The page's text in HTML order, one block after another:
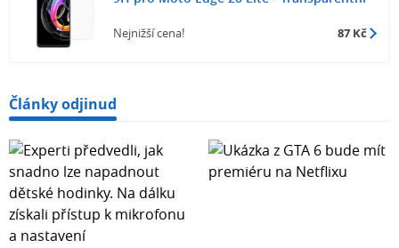
Nejnižší cena! 87 Kč
Články odjinud